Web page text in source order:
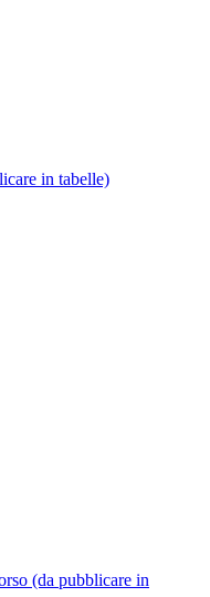
in tabelle)
(da pubblicare in